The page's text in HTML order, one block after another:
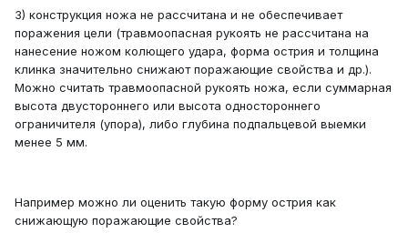
3) конструкция ножа не рассчитана и не обеспечивает
поражения цели (травмоопасная рукоять не рассчитана на
нанесение ножом колющего удара, форма острия и толщина
клинка значительно снижают поражающие свойства и др.).
Можно считать травмоопасной рукоять ножа, если суммарная
высота двустороннего или высота одностороннего
ограничителя (упора), либо глубина подпальцевой выемки
менее 5 мм.
Например можно ли оценить такую форму острия как
снижающую поражающие свойства?